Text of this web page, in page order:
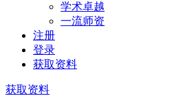
学术卓越
一流师资
注册
登录
获取资料
获取资料